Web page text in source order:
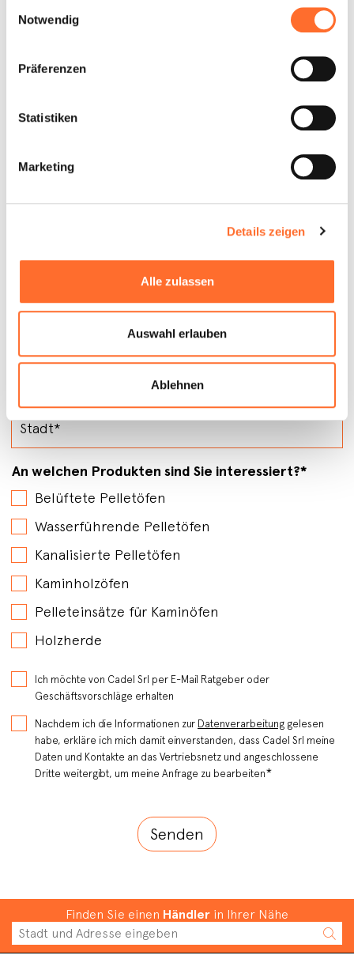
Notwendig
Präferenzen
Statistiken
Marketing
Details zeigen
Alle zulassen
Auswahl erlauben
Ablehnen
An welchen Produkten sind Sie interessiert?*
Belüftete Pelletöfen
Wasserführende Pelletöfen
Kanalisierte Pelletöfen
Kaminholzöfen
Pelleteinsätze für Kaminöfen
Holzherde
Ich möchte von Cadel Srl per E-Mail Ratgeber oder
Geschäftsvorschläge erhalten
Nachdem ich die Informationen zur Datenverarbeitung gelesen
habe, erkläre ich mich damit einverstanden, dass Cadel Srl meine
Daten und Kontakte an das Vertriebsnetz und angeschlossene
Dritte weitergibt, um meine Anfrage zu bearbeiten*
Finden Sie einen Händler in Ihrer Nähe